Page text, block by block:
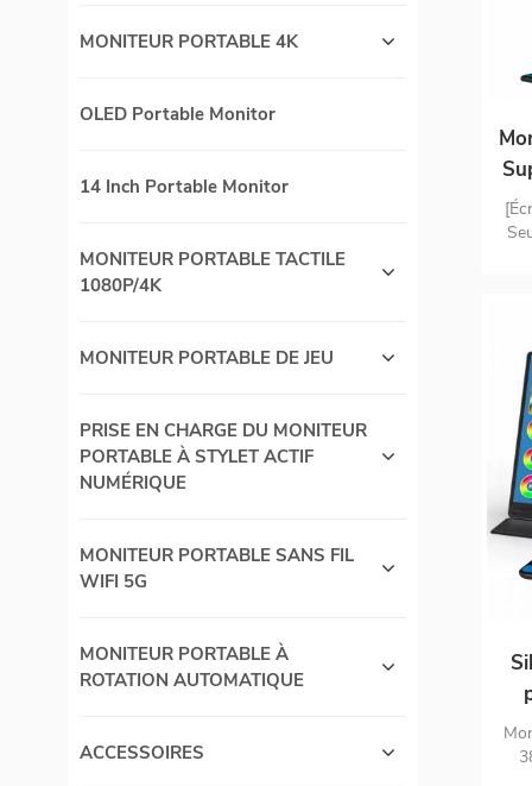
C
MONITEUR PORTABLE 4K
OLED Portable Monitor
14 Inch Portable Monitor
MONITEUR PORTABLE TACTILE
1080P/4K
MONITEUR PORTABLE DE JEU
PRISE EN CHARGE DU MONITEUR
PORTABLE À STYLET ACTIF
NUMÉRIQUE
MONITEUR PORTABLE SANS FIL
WIFI 5G
MONITEUR PORTABLE À
ROTATION AUTOMATIQUE
ACCESSOIRES